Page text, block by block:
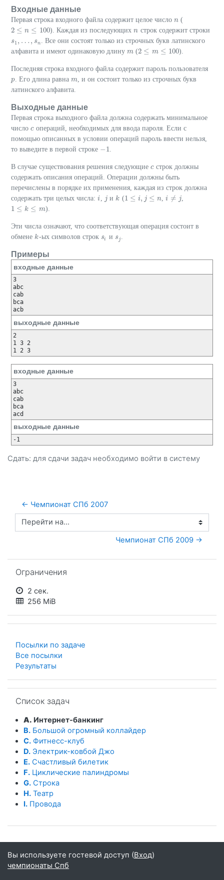
Входные данные
Первая строка входного файла содержит целое число n
n (
2 ≤ n ≤ 100
2 ≤n ≤100 ). Каждая из последующихn
n строк содержит строки
s1, … , sn
s1 , … s n
. Все они состоят только из строчных букв латинского
алфавита и имеют одинаковую длину m
m (2 ≤ m ≤ 100
2 ≤m ≤100 ).
Последняя строка входного файла содержит пароль пользователя
p
p. Его длина равна m
m, и он состоит только из строчных букв
латинского алфавита.
Выходные данные
Первая строка выходного файла должна содержать минимальное
число c
cопераций, необходимых для ввода пароля. Если с
помощью описанных в условии операций пароль ввести нельзя,
то выведите в первой строке −1
−1 .
В случае существования решения следующие c
cстрок должны
содержать описания операций. Операции должны быть
перечислены в порядке их применения, каждая из строк должна
содержать три целых числа: i
i , j
j иk
k (1 ≤ i, j ≤ n
1≤i, ≤n ,i ≠ j
i≠j ,
1 ≤ k ≤ m
1 ≤k ≤m ).
Эти числа означают, что соответствующая операция состоит в
обмене k
k-ых символов строк si
si и s j
sj .
Примеры
входные данные
3
abc
cab
bca
acb
выходные данные
2
1 3 2
1 2 3
входные данные
3
abc
cab
bca
acd
выходные данные
-1
Сдать: для сдачи задач необходимо войти в систему
← Чемпионат СПб 2007
Перейти на...
Чемпионат СПб 2009 →
Ограничения
2 сек.
256 MiB
Посылки по задаче
Все посылки
Результаты
Список задач
A. Интернет-банкинг
B. Большой огромный коллайдер
C. Фитнесс-клуб
D. Электрик-ковбой Джо
E. Счастливый билетик
F. Циклические палиндромы
G. Строка
H. Театр
I. Провода
Вы используете гостевой доступ (Вход)
чемпионаты Спб